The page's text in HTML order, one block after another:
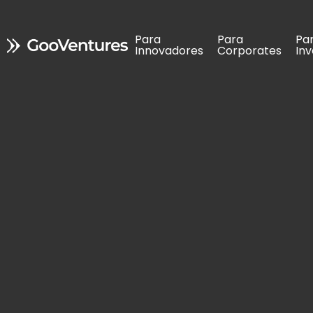
Para
Innovadores
Para
Corporates
Para
Innovadores
Para
Corporates